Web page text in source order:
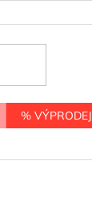
ÚDAJŮ
% VÝPRODEJ